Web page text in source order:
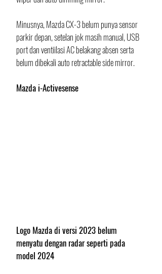
Minusnya, Mazda CX-3 belum punya sensor
parkir depan, setelan jok masih manual, USB
port dan ventiilasi AC belakang absen serta
belum dibekali auto retractable side mirror.
Mazda i-Activesense
Logo Mazda di versi 2023 belum
menyatu dengan radar seperti pada
model 2024